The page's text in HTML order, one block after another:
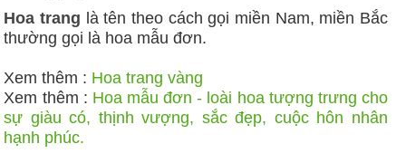
Hoa trang là tên theo cách gọi miền Nam, miền Bắc
thường gọi là hoa mẫu đơn.
Xem thêm : Hoa trang vàng
Xem thêm : Hoa mẫu đơn - loài hoa tượng trưng cho
sự giàu có, thịnh vượng, sắc đẹp, cuộc hôn nhân
hạnh phúc.